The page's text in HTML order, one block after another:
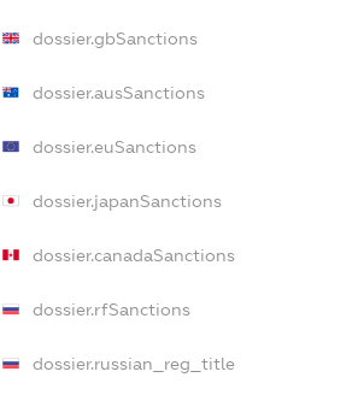
dossier.gbSanctions
dossier.ausSanctions
dossier.euSanctions
dossier.japanSanctions
dossier.canadaSanctions
dossier.rfSanctions
dossier.russian_reg_title